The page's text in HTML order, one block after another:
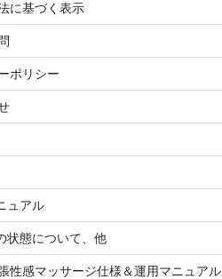
に基づく表示
ポリシー
ュアル
状態について、他
性感マッサージ仕様＆運用マニュアル